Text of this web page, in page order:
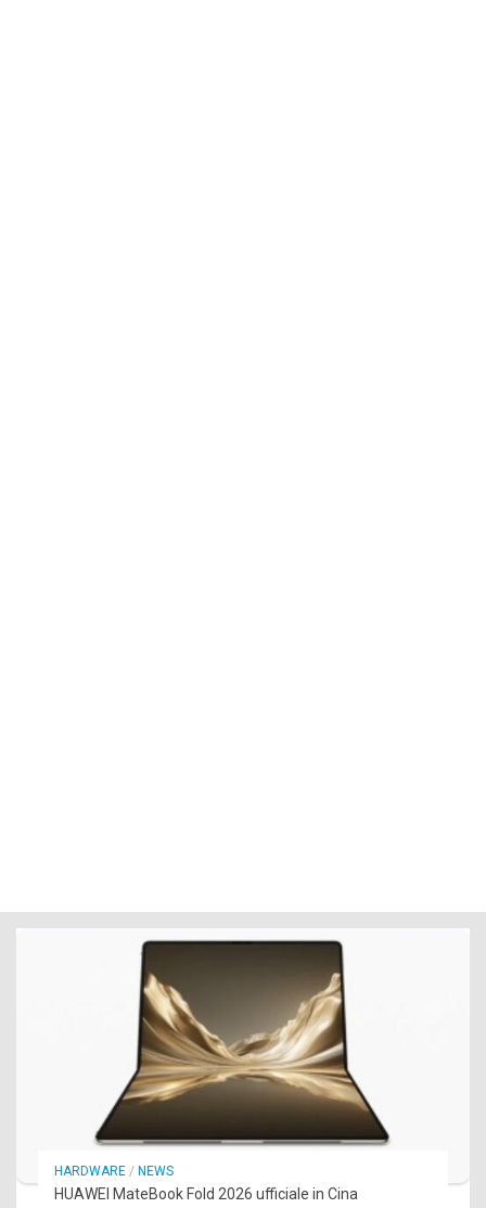
HARDWARE / NEWS
HUAWEI MateBook Fold 2026 ufficiale in Cina